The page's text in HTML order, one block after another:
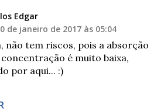
Edgar
de janeiro de 2017 às 05:04
não tem riscos, pois a absorção
concentração é muito baixa,
por aqui... :)